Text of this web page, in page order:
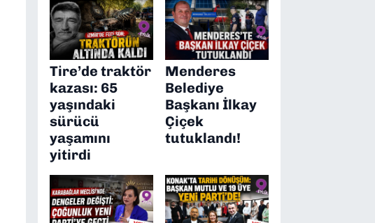
Tire’de traktör
kazası: 65
yaşındaki
sürücü
yaşamını
yitirdi
Menderes
Belediye
Başkanı İlkay
Çiçek
tutuklandı!